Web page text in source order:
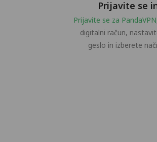
Prijavite se
Prijavite se za PandaVPN
digitalni račun,
geslo in izberete